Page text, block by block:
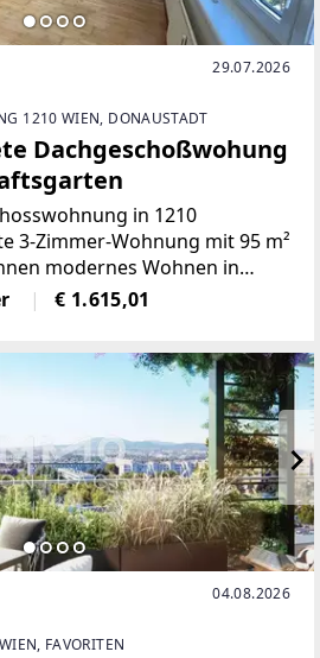
29.07.2026
1210 WIEN, DONAUSTADT
Dachgeschoßwohung
in 1210
3-Zimmer-Wohnung mit 95 m²
modernes Wohnen in
Fernblick. Genießen
offenen Wohnküche und
€ 1.615,01
04.08.2026
FAVORITEN